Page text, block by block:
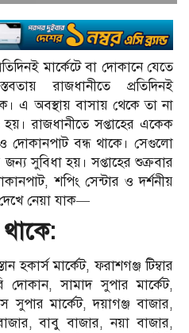
মার্কেটে বা দোকানে যেতে
রাজধানীতে প্রতিদিনই
এ অবস্থায় বাসায় থেকে তা না
রাজধানীতে সপ্তাহের একেক
দোকানপাট বন্ধ থাকে। সেগুলো
সুবিধা হয়। সপ্তাহের শুক্রবার
শপিং সেন্টার ও দর্শনীয়
নেয়া যাক—
হকার্স মার্কেট, ফরাশগঞ্জ টিম্বার
দোকান, সামাদ সুপার মার্কেট,
সুপার মার্কেট, দয়াগঞ্জ বাজার,
বাবু বাজার, নয়া বাজার,